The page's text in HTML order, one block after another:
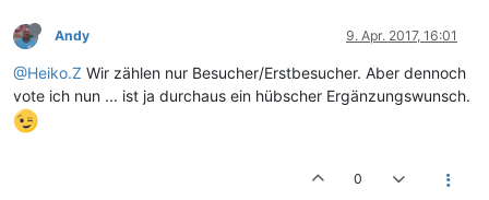
Andy 9. Apr. 2017, 16:01
@Heiko.Z Wir zählen nur Besucher/Erstbesucher. Aber dennoch
vote ich nun ... ist ja durchaus ein hübscher Ergänzungswunsch.
0